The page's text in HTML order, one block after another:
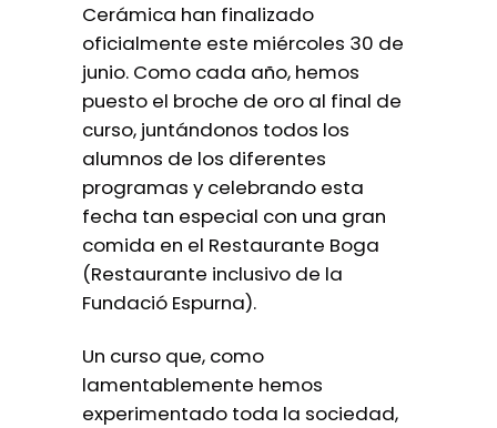
Cerámica han finalizado
oficialmente este miércoles 30 de
junio. Como cada año, hemos
puesto el broche de oro al final de
curso, juntándonos todos los
alumnos de los diferentes
programas y celebrando esta
fecha tan especial con una gran
comida en el Restaurante Boga
(Restaurante inclusivo de la
Fundació Espurna).
Un curso que, como
lamentablemente hemos
experimentado toda la sociedad,